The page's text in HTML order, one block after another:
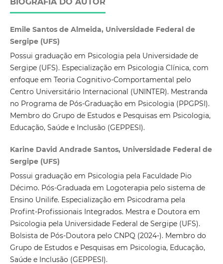
Emile Santos de Almeida, Universidade Federal de
Sergipe (UFS)
Possui graduação em Psicologia pela Universidade de
Sergipe (UFS). Especialização em Psicologia Clínica, com
enfoque em Teoria Cognitivo-Comportamental pelo
Centro Universitário Internacional (UNINTER). Mestranda
no Programa de Pós-Graduação em Psicologia (PPGPSI).
Membro do Grupo de Estudos e Pesquisas em Psicologia,
Educação, Saúde e Inclusão (GEPPESI).
Karine David Andrade Santos, Universidade Federal de
Sergipe (UFS)
Possui graduação em Psicologia pela Faculdade Pio
Décimo. Pós-Graduada em Logoterapia pelo sistema de
Ensino Unilife. Especialização em Psicodrama pela
Profint-Profissionais Integrados. Mestra e Doutora em
Psicologia pela Universidade Federal de Sergipe (UFS).
Bolsista de Pós-Doutora pelo CNPQ (2024-). Membro do
Grupo de Estudos e Pesquisas em Psicologia, Educação,
Saúde e Inclusão (GEPPESI).